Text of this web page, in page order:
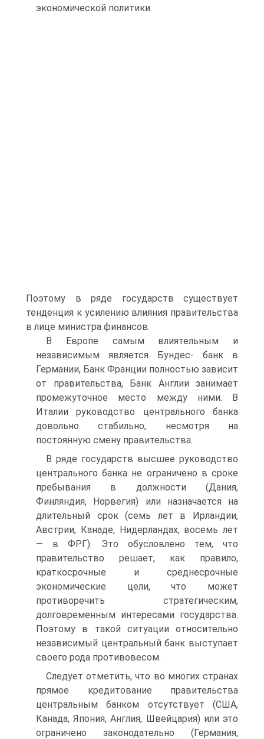
экономической политики.
Поэтому в ряде государств существует
тенденция к усилению влияния правительства
в лице министра финансов.
В Европе самым влиятельным и
независимым является Бундес- банк в
Германии, Банк Франции полностью зависит
от правитель­ства, Банк Англии занимает
промежуточное место между ними. В
Италии руководство центрального банка
довольно стабильно, несмотря на
постоянную смену правительства.
В ряде государств высшее руководство
центрального банка не ограничено в сроке
пребывания в должности (Дания,
Финляндия, Норвегия) или назначается на
длительный срок (семь лет в Ирландии,
Австрии, Канаде, Нидерландах, восемь лет
— в ФРГ). Это обусловлено тем, что
правительство решает, как правило,
краткосрочные и среднесрочные
экономические цели, что может
противоречить стратегическим,
долговременным интересами государства.
Поэтому в такой ситуации относительно
независимый центральный банк выступает
своего рода противовесом.
Следует отметить, что во многих странах
прямое кредитование правительства
центральным банком отсутствует (США,
Канада, Япония, Англия, Швейцария) или это
ограничено законодательно (Германия,